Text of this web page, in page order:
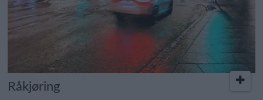
Råkjøring